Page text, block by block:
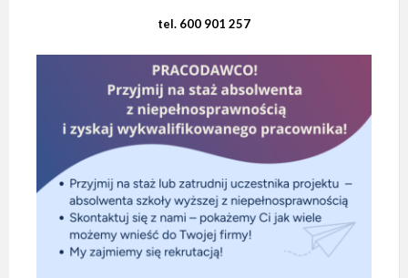
tel. 600 901 257